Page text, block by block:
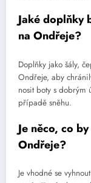
Jaké doplňky
na Ondřeje?
Doplňky jako šály,
Ondřeje, aby
nosit boty s dobrým
případě sněhu.
Je něco, co
Ondřeje?
Je vhodné se